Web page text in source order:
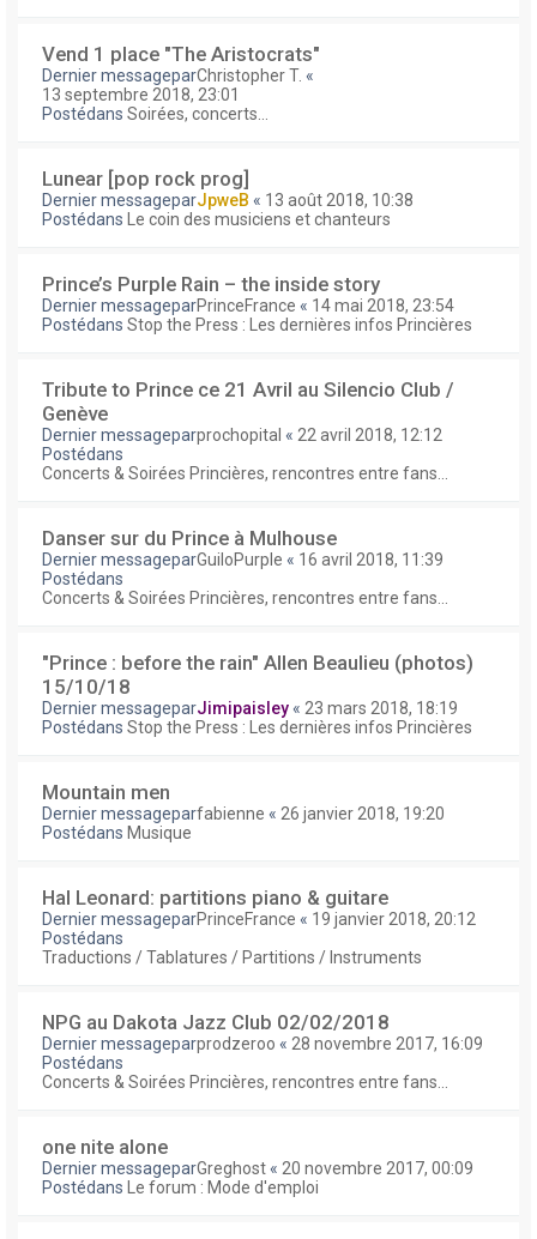
Vend 1 place "The Aristocrats"
Dernier messageparChristopher T. «
13 septembre 2018, 23:01
Postédans Soirées, concerts...
Lunear [pop rock prog]
Dernier messageparJpweB « 13 août 2018, 10:38
Postédans
Le coin des musiciens et chanteurs
Prince’s Purple Rain – the inside story
Dernier messageparPrinceFrance « 14 mai 2018, 23:54
Postédans Stop the Press : Les dernières infos Princières
Tribute to Prince ce 21 Avril au Silencio Club /
Genève
Dernier messageparprochopital « 22 avril 2018, 12:12
Postédans
Concerts & Soirées Princières, rencontres entre fans...
Danser sur du Prince à Mulhouse
Dernier messageparGuiloPurple « 16 avril 2018, 11:39
Postédans
Concerts & Soirées Princières, rencontres entre fans...
"Prince : before the rain" Allen Beaulieu (photos)
15/10/18
Dernier messageparJimipaisley « 23 mars 2018, 18:19
Postédans Stop the Press : Les dernières infos Princières
Mountain men
Dernier messageparfabienne « 26 janvier 2018, 19:20
Postédans Musique
Hal Leonard: partitions piano & guitare
Dernier messageparPrinceFrance « 19 janvier 2018, 20:12
Postédans
Traductions / Tablatures / Partitions / Instruments
NPG au Dakota Jazz Club 02/02/2018
Dernier messageparprodzeroo « 28 novembre 2017, 16:09
Postédans
Concerts & Soirées Princières, rencontres entre fans...
one nite alone
Dernier messageparGreghost « 20 novembre 2017, 00:09
Postédans
Le forum : Mode d'emploi